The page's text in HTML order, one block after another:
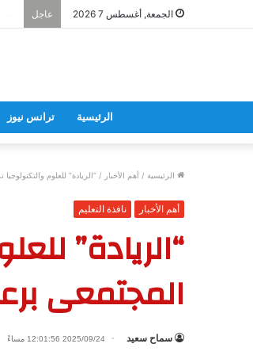
الجمعة, أغسطس 7 2026 عاجل
الرئيسية ترانس نيوز
الرئيسية / أهم الأخبار / “الريادة” للعلوم
أهم الأخبار نافذة التعليم
“الريادة”
المجتمعى
سماح سعيد 2025/09/24 12:01:56 مساءً